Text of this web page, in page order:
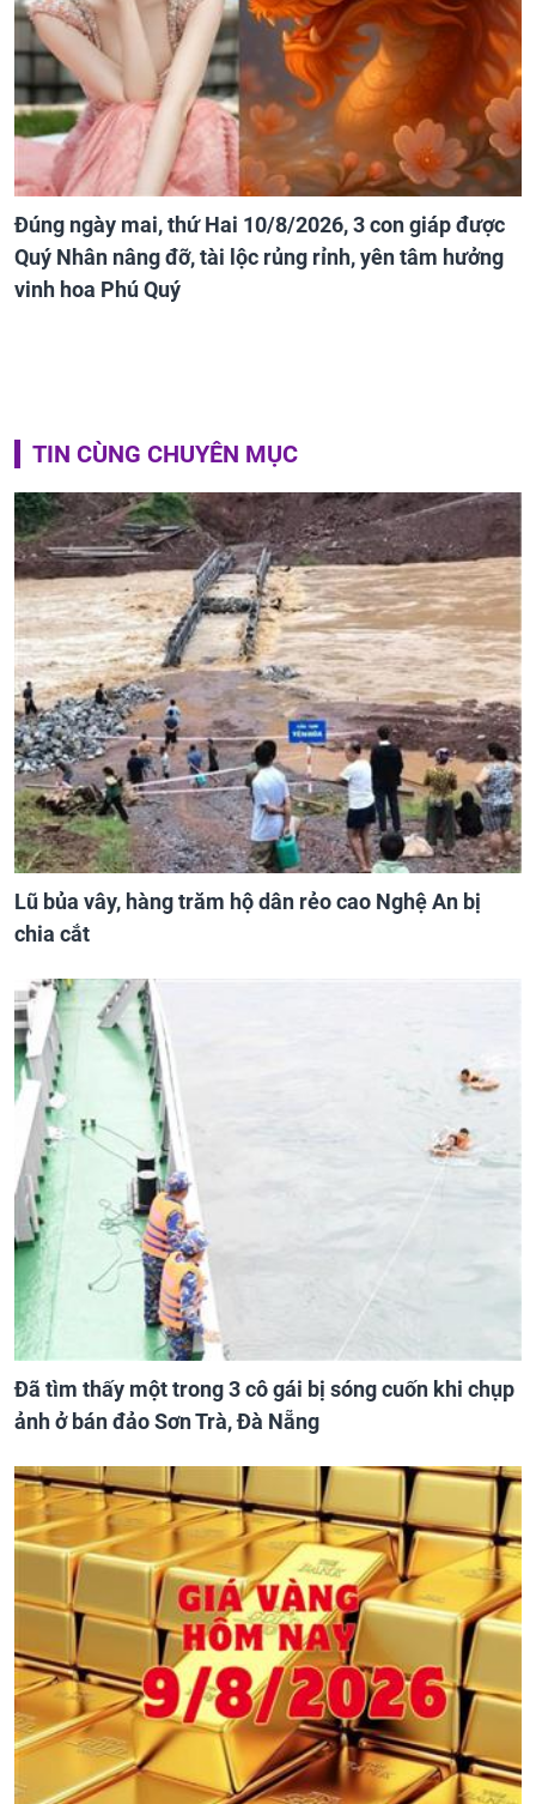
Đúng ngày mai, thứ Hai 10/8/2026, 3 con giáp được
Quý Nhân nâng đỡ, tài lộc rủng rỉnh, yên tâm hưởng
vinh hoa Phú Quý
TIN CÙNG CHUYÊN MỤC
Lũ bủa vây, hàng trăm hộ dân rẻo cao Nghệ An bị
chia cắt
Đã tìm thấy một trong 3 cô gái bị sóng cuốn khi chụp
ảnh ở bán đảo Sơn Trà, Đà Nẵng